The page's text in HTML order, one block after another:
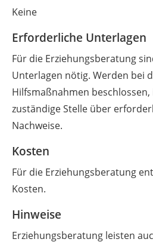
Keine
Erforderliche Unterlagen
Für die Erziehungsberatung
Unterlagen nötig. Werden bei
Hilfsmaßnahmen
zuständige Stelle über
Nachweise.
Kosten
Für die Erziehungsberatung
Kosten.
Hinweise
Erziehungsberatung leisten